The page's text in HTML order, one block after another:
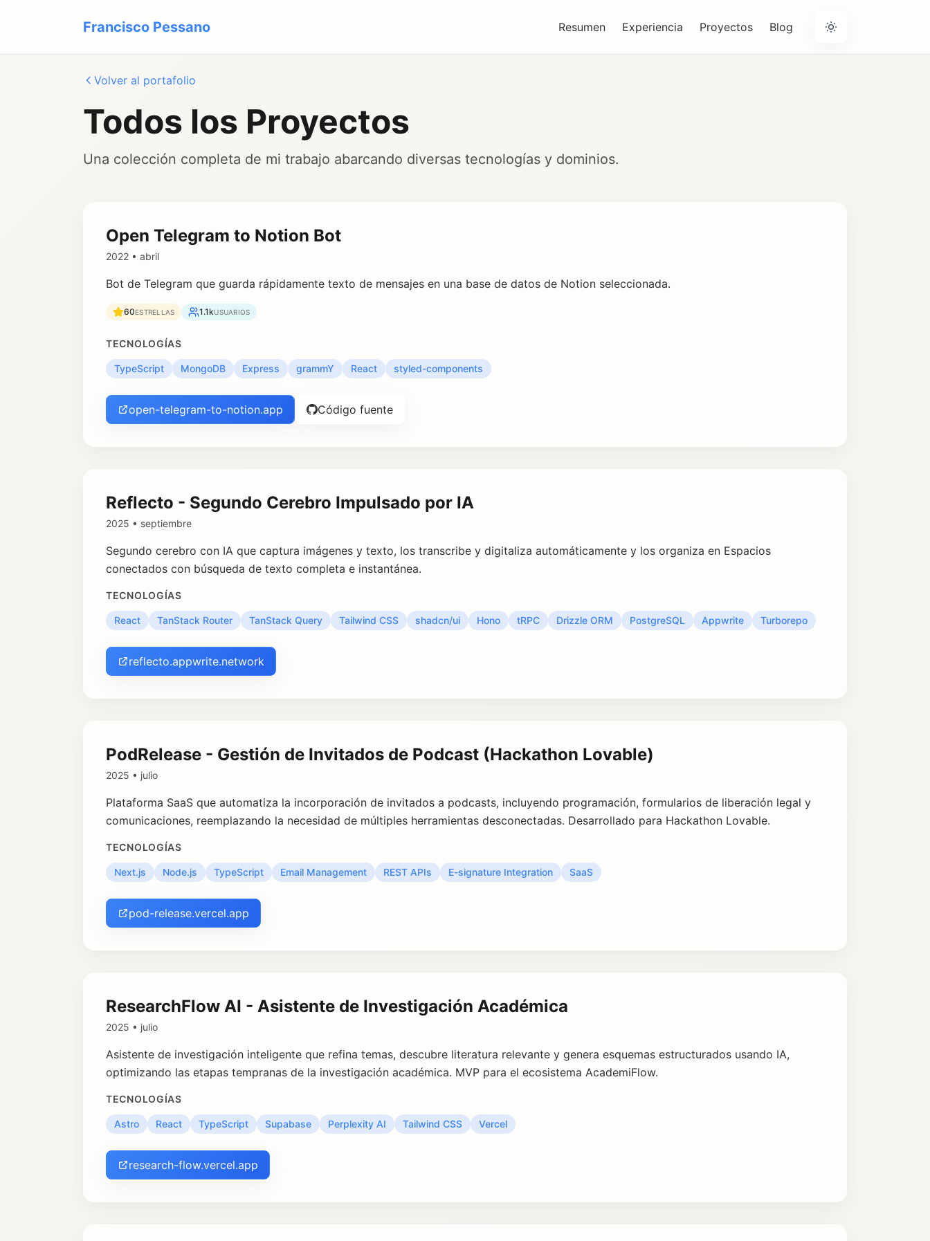
Francisco Pessano Resumen Experiencia Proyectos Blog
Volver al portafolio
Todos los Proyectos
Una colección completa de mi trabajo abarcando diversas tecnologías y dominios.
Open Telegram to Notion Bot
2022 • abril
Bot de Telegram que guarda rápidamente texto de mensajes en una base de datos de Notion seleccionada.
60ESTRELLAS 1.1kUSUARIOS
TECNOLOGÍAS
TypeScript MongoDB Express grammY React styled-components
open-telegram-to-notion.app Código fuente
Reflecto - Segundo Cerebro Impulsado por IA
2025 • septiembre
Segundo cerebro con IA que captura imágenes y texto, los transcribe y digitaliza automáticamente y los organiza en Espacios
conectados con búsqueda de texto completa e instantánea.
TECNOLOGÍAS
React TanStack Router TanStack Query Tailwind CSS shadcn/ui Hono tRPC Drizzle ORM PostgreSQL Appwrite Turborepo
reflecto.appwrite.network
PodRelease - Gestión de Invitados de Podcast (Hackathon Lovable)
2025 • julio
Plataforma SaaS que automatiza la incorporación de invitados a podcasts, incluyendo programación, formularios de liberación legal y
comunicaciones, reemplazando la necesidad de múltiples herramientas desconectadas. Desarrollado para Hackathon Lovable.
TECNOLOGÍAS
Next.js Node.js TypeScript Email Management REST APIs E-signature Integration SaaS
pod-release.vercel.app
ResearchFlow AI - Asistente de Investigación Académica
2025 • julio
Asistente de investigación inteligente que refina temas, descubre literatura relevante y genera esquemas estructurados usando IA,
optimizando las etapas tempranas de la investigación académica. MVP para el ecosistema AcademiFlow.
TECNOLOGÍAS
Astro React TypeScript Supabase Perplexity AI Tailwind CSS Vercel
research-flow.vercel.app